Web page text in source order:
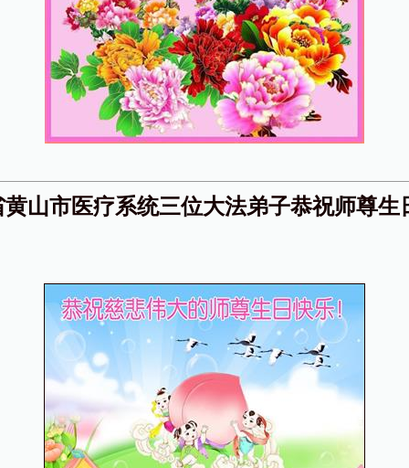
山市医疗系统三位大法弟子恭祝师尊生